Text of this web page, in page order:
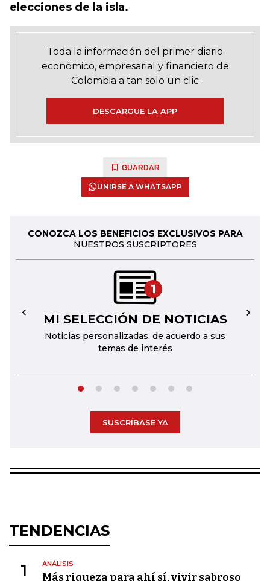
elecciones de la isla.
Toda la información del primer diario
económico, empresarial y financiero de
Colombia a tan solo un clic
DESCARGUE LA APP
GUARDAR
UNIRSE A WHATSAPP
CONOZCA LOS BENEFICIOS EXCLUSIVOS PARA
NUESTROS SUSCRIPTORES
1
MI SELECCIÓN DE NOTICIAS
Noticias personalizadas, de acuerdo a sus
temas de interés
← →
SUSCRÍBASE YA
TENDENCIAS
1 ANÁLISIS
Más riqueza para ahí sí, vivir sabroso